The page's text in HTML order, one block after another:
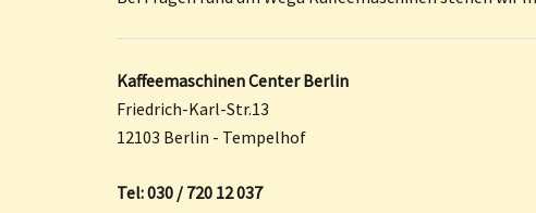
Kaffeemaschinen Center Berlin
Friedrich-Karl-Str.13
12103 Berlin - Tempelhof
Tel: 030 / 720 12 037